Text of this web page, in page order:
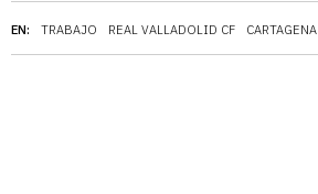
EN: TRABAJO REAL VALLADOLID CF CARTAGENA